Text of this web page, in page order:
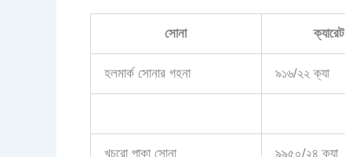
সোনা ক্যারেট
হলমার্ক সোনার গহনা ৯১৬/২২ ক্যা
খুচরো পাকা সোনা ৯৯৫০/২৪ ক্যা